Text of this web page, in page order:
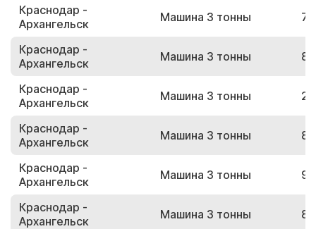
Краснодар -
Архангельск
Машина 3 тонны
Краснодар -
Архангельск
Машина 3 тонны
Краснодар -
Архангельск
Машина 3 тонны
Краснодар -
Архангельск
Машина 3 тонны
Краснодар -
Архангельск
Машина 3 тонны
Краснодар -
Архангельск
Машина 3 тонны